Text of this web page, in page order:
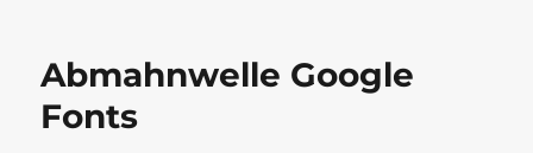
Abmahnwelle Google
Fonts